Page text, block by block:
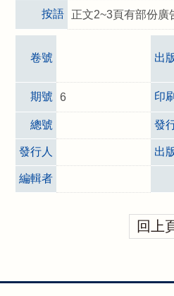
按語 正文2~3頁有部份廣
卷號 出
期號 6 印
總號 發
發行人 出
編輯者
回上